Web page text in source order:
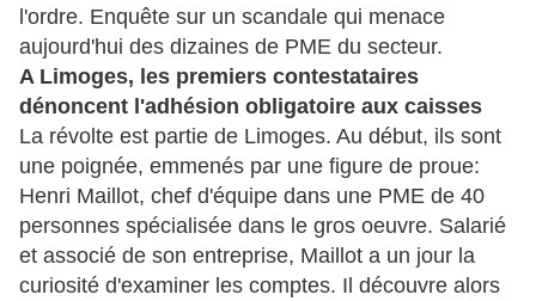
l'ordre. Enquête sur un scandale qui menace
aujourd'hui des dizaines de PME du secteur.
A Limoges, les premiers contestataires
dénoncent l'adhésion obligatoire aux caisses
La révolte est partie de Limoges. Au début, ils sont
une poignée, emmenés par une figure de proue:
Henri Maillot, chef d'équipe dans une PME de 40
personnes spécialisée dans le gros oeuvre. Salarié
et associé de son entreprise, Maillot a un jour la
curiosité d'examiner les comptes. Il découvre alors